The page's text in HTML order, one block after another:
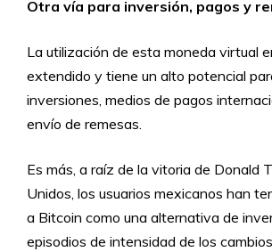
Otra vía para inversión, pagos y
La utilización de esta moneda virtual
extendido y tiene un alto potencial
inversiones, medios de pagos
envío de remesas.
Es más, a raíz de la vitoria de Donald
Unidos, los usuarios mexicanos han
a Bitcoin como una alternativa de
episodios de intensidad de los